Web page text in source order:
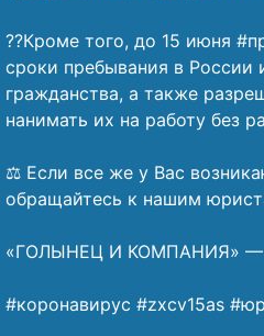
??Кроме того, до 15 июня
сроки пребывания в России
гражданства, а также
нанимать их на работу без
⚖️ Если все же у Вас
обращайтесь к нашим
«ГОЛЫНЕЦ И КОМПАНИЯ»
#коронавирус #zxcv15as